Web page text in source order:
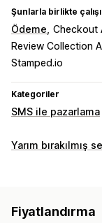
Şunlarla birlikte
Ödeme Checkout
Review Collection
Stamped.io
Kategoriler
SMS ile pazarlama
Kampanyaları
Gerçek zamanlı
Yarım bırakılmış
SMS bildirimleri
Fiyatlandırma